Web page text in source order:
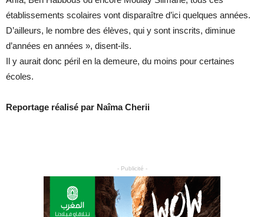
établissements scolaires vont disparaître d’ici quelques années.
D’ailleurs, le nombre des élèves, qui y sont inscrits, diminue
d’années en années », disent-ils.
Il y aurait donc péril en la demeure, du moins pour certaines
écoles.
Reportage réalisé par Naîma Cherii
- Publicité -